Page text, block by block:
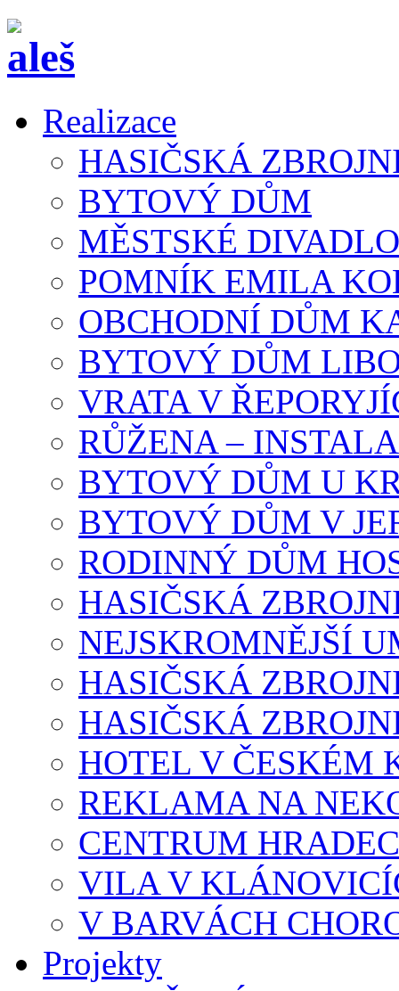
Realizace
HASIČSKÁ
BYTOVÝ DŮM
MĚSTSKÉ
POMNÍK EMILA
OBCHODNÍ DŮM
BYTOVÝ DŮM
VRATA V
RŮŽENA –
BYTOVÝ DŮM U
BYTOVÝ DŮM V
RODINNÝ DŮM
HASIČSKÁ
NEJSKROMNĚJŠÍ
HASIČSKÁ
HASIČSKÁ
HOTEL V ČESKÉM
REKLAMA NA
CENTRUM
VILA V
V BARVÁCH
Projekty